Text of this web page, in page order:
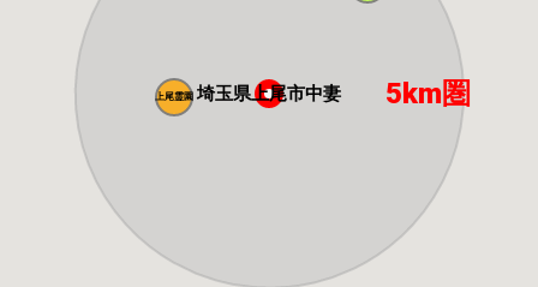
上尾霊園 埼玉県上尾市中妻 5km圏